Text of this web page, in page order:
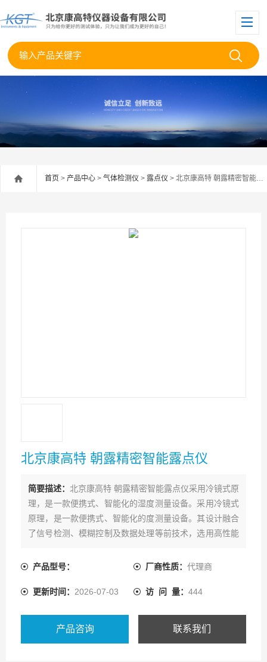
首页 > 产品中心 > 气体检测仪 > 露点仪 > 北京康高特 朝露精密智能露点仪
北京康高特 朝露精密智能露点仪
简要描述： 北京康高特 朝露精密智能露点仪采用冷镜式原
理，是一款便携式、智能化的湿度测量设备。采用冷镜式
原理，是一款便携式、智能化的度测量设备。其设计融合
了信号检测、模糊控制及数据处理等前技术，选用高性能
中，如需购买，可通过爱仪器仪表客服热线联系我们！
产品型号： 厂商性质： 代理商
更新时间： 2026-07-03 访 问 量： 444
产品咨询 联系我们